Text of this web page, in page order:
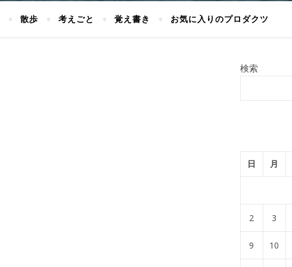
散歩 考えごと 覚え書き お気に入りのプロダクツ
検索
日 月
2 3
9 10